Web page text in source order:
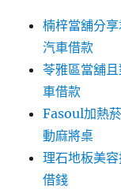
楠梓當舖分
汽車借款
苓雅區當舖
車借款
Fasoul加熱
動麻將桌
理石地板美
借錢